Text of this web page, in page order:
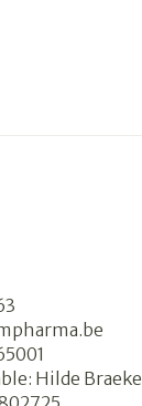
Hilde